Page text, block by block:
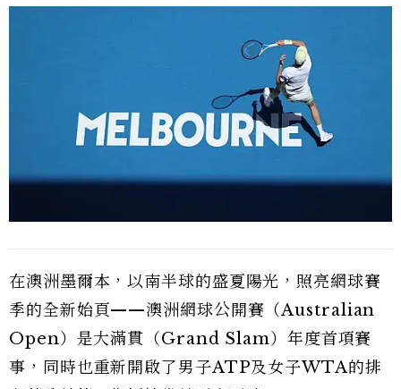
在澳洲墨爾本，以南半球的盛夏陽光，照亮網球賽
季的全新始頁——澳洲網球公開賽（Australian
Open）是大滿貫（Grand Slam）年度首項賽
事，同時也重新開啟了男子ATP及女子WTA的排